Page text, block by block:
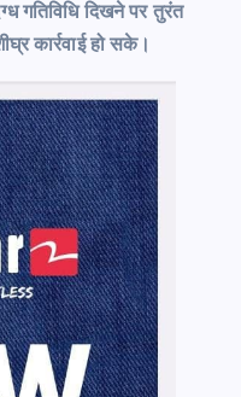
गतिविधि दिखने पर तुरंत
कार्रवाई हो सके।